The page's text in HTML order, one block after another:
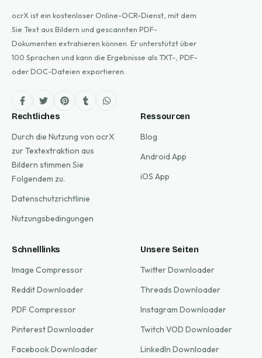
ocrX ist ein kostenloser Online-OCR-Dienst, mit dem
Sie Text aus Bildern und gescannten PDF-
Dokumenten extrahieren können. Er unterstützt über
100 Sprachen und kann die Ergebnisse als TXT-, PDF-
oder DOC-Dateien exportieren.
Rechtliches
Durch die Nutzung von ocrX
zur Textextraktion aus
Bildern stimmen Sie
Folgendem zu.
Datenschutzrichtlinie
Nutzungsbedingungen
Ressourcen
Blog
Android App
iOS App
Schnelllinks
Image Compressor
Reddit Downloader
PDF Compressor
Pinterest Downloader
Facebook Downloader
Unsere Seiten
Twitter Downloader
Threads Downloader
Instagram Downloader
Twitch VOD Downloader
LinkedIn Downloader